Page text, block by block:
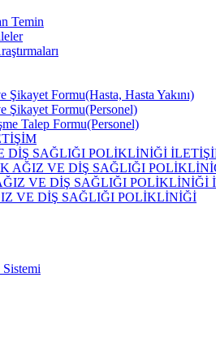
Temin
Şikayet Formu(Hasta, Hasta Yakını)
Şikayet Formu(Personel)
Talep Formu(Personel)
DİŞ SAĞLIĞI POLİKLİNİĞİ
AĞIZ VE DİŞ SAĞLIĞI
VE DİŞ SAĞLIĞI POLİKLİNİĞİ
VE DİŞ SAĞLIĞI POLİKLİNİĞİ